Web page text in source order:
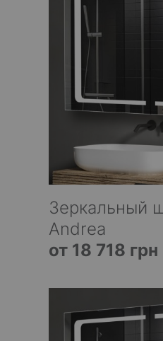
Зеркальный
Andrea
от 18 718 грн